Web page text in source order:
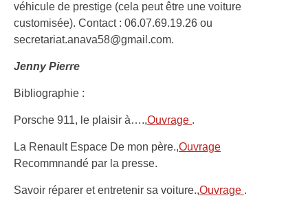
véhicule de prestige (cela peut être une voiture
customisée). Contact : 06.07.69.19.26 ou
secretariat.anava58@gmail.com.
Jenny Pierre
Bibliographie :
Porsche 911, le plaisir à….,Ouvrage .
La Renault Espace De mon père.,Ouvrage
Recommnandé par la presse.
Savoir réparer et entretenir sa voiture.,Ouvrage .